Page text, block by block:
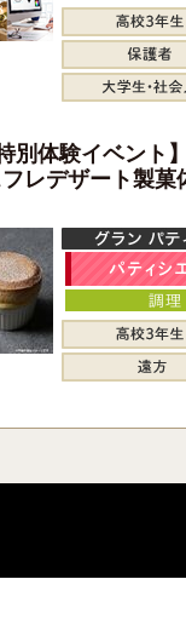
別体験イベント
レデザート製菓